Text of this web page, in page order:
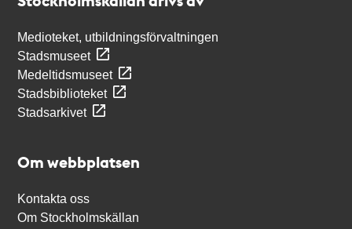
Medioteket, utbildningsförvaltningen
Stadsmuseet
Medeltidsmuseet
Stadsbiblioteket
Stadsarkivet
Om webbplatsen
Kontakta oss
Om Stockholmskällan